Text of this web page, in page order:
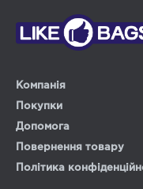
Компанія
Покупки
Допомога
Повернення товару
Політика